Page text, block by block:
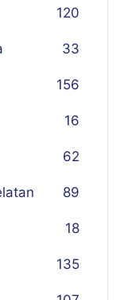
120
33
156
16
62
89
18
135